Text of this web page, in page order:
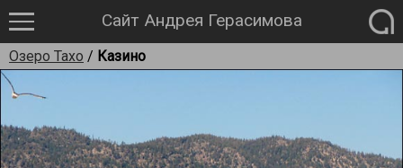
Сайт Андрея Герасимова
Озеро Тахо / Казино